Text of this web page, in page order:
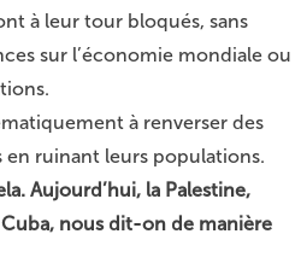
à leur tour bloqués, sans
sur l’économie mondiale ou
à renverser des
ruinant leurs populations.
Aujourd’hui, la Palestine,
Cuba, nous dit-on de manière